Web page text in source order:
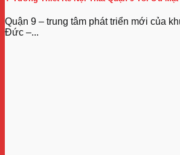
Quận 9 – trung tâm phát triển mới của
Đức –...